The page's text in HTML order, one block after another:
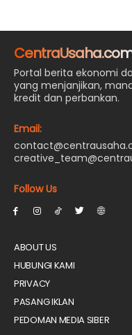
Portal berita ekonomi
yang menjanjikan,
kredit dan perbankan.
Email:
Follow Us
ABOUT US
HUBUNGI KAMI
PRIVACY
PASANG IKLAN
PEDOMAN MEDIA SIBER